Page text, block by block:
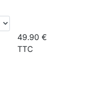
49.90 €
TTC